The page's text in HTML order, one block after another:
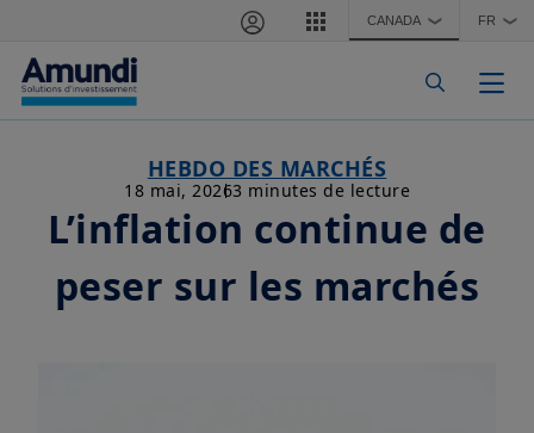
Aller au contenu principal CANADA ❯ FR ❯
HEBDO DES MARCHÉS
18 mai, 20263 minutes de lecture
L’inflation continue de
peser sur les marchés